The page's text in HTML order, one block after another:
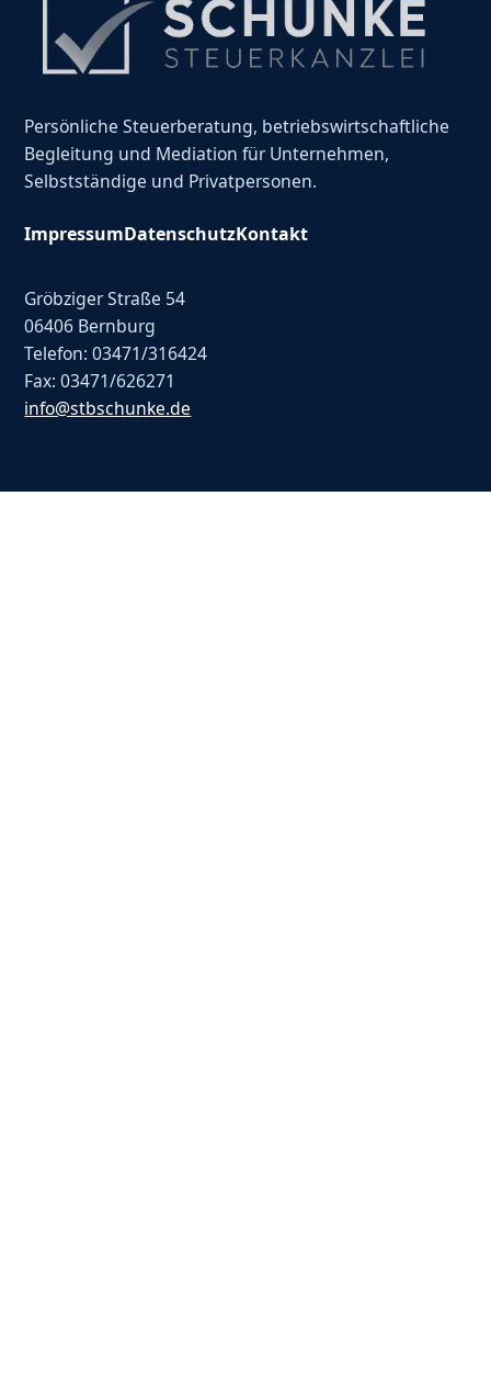
Persönliche Steuerberatung, betriebswirtschaftliche
Begleitung und Mediation für Unternehmen,
Selbstständige und Privatpersonen.
ImpressumDatenschutzKontakt
Gröbziger Straße 54
06406 Bernburg
Telefon: 03471/316424
Fax: 03471/626271
info@stbschunke.de